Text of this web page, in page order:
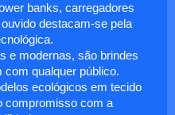
banks, carregadores
destacam-se pela
e modernas, são brindes
qualquer público.
ecológicos em tecido
compromisso com a